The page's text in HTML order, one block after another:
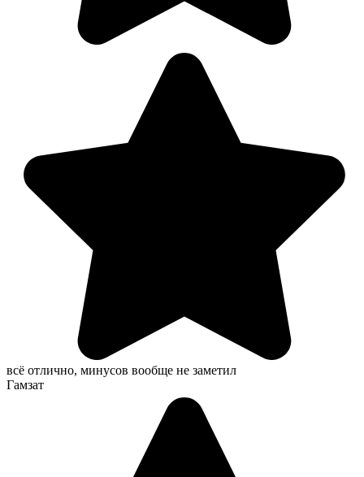
всё отлично, минусов вообще не заметил
Гамзат